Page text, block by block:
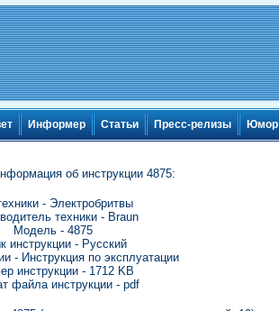
Информер Статьи Пресс-релизы Юмор
об инструкции 4875:
- Электробритвы
техники - Braun
Модель - 4875
инструкции - Русский
- Инструкция по эксплуатации
инструкции - 1712 KB
файла инструкции - pdf